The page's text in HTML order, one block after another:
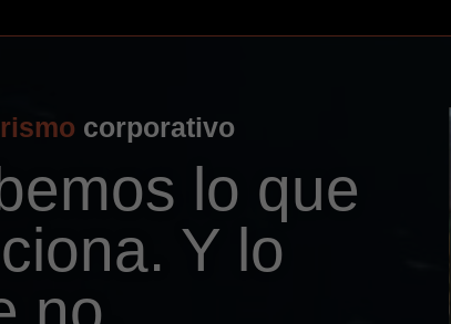
corporativo
lo que
Y lo
no.